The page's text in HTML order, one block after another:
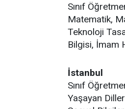
Sınıf
Matematik,
Teknoloji
Bilgisi, İmam
İstanbul
Sınıf
Yaşayan